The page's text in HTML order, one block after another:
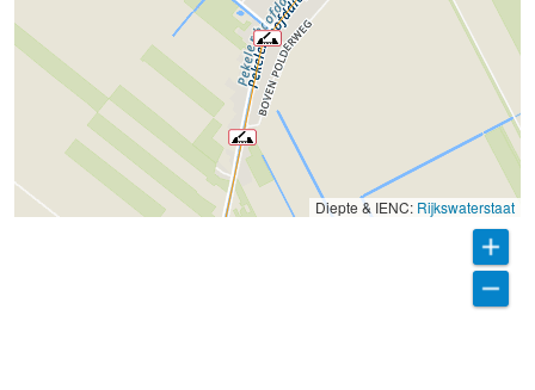
Diepte & IENC: Rijkswaterstaat